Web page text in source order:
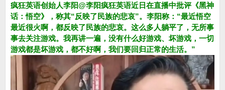
疯狂英语创始人李阳@李阳疯狂英语近日在直播中批评《黑神
话：悟空》，称其“反映了民族的悲哀”。李阳称：“最近悟空
最近很火啊，都反映了民族的悲哀。这么多人躺平了，无所事
事去关注游戏。我再讲一遍，没有什么好游戏、坏游戏，一切
游戏都是坏游戏，都不好啊，我们要回归正常的生活。”